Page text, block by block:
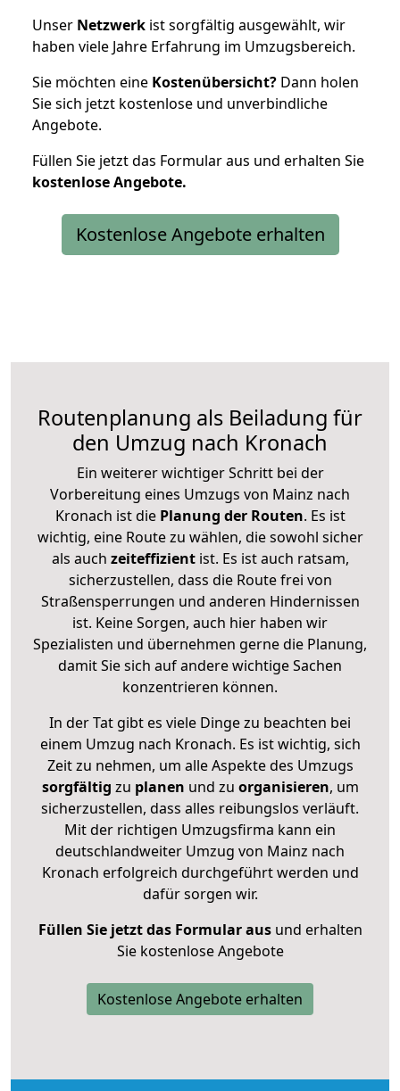
Unser Netzwerk ist sorgfältig ausgewählt, wir
haben viele Jahre Erfahrung im Umzugsbereich.
Sie möchten eine Kostenübersicht? Dann holen
Sie sich jetzt kostenlose und unverbindliche
Angebote.
Füllen Sie jetzt das Formular aus und erhalten Sie
kostenloseAngebote.
Kostenlose Angebote erhalten
Routenplanung als Beiladung für
den Umzug nach Kronach
Ein weiterer wichtiger Schritt bei der
Vorbereitung eines Umzugs von Mainz nach
Kronach ist diePlanung der Routen. Es ist
wichtig, eine Route zu wählen, die sowohl sicher
als auch zeiteffizientist. Es ist auch ratsam,
sicherzustellen, dass die Route frei von
Straßensperrungen und anderen Hindernissen
ist. Keine Sorgen, auch hier haben wir
Spezialisten und übernehmen gerne die Planung,
damit Sie sich auf andere wichtige Sachen
konzentrieren können.
In der Tat gibt es viele Dinge zu beachten bei
einem Umzug nach Kronach. Es ist wichtig, sich
Zeit zu nehmen, um alle Aspekte des Umzugs
sorgfältig zu planen und zu organisieren, um
sicherzustellen, dass alles reibungslos verläuft.
Mit der richtigen Umzugsfirma kann ein
deutschlandweiter Umzug von Mainz nach
Kronach erfolgreich durchgeführt werden und
dafür sorgen wir.
Füllen Sie jetzt das Formular ausund erhalten
Sie kostenlose Angebote
Kostenlose Angebote erhalten